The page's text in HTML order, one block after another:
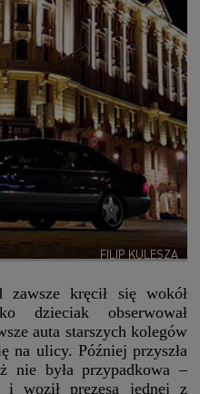
FILIP KULESZA
kręcił się wokół
dzieciak obserwował
auta starszych kolegów
na ulicy. Później przyszła
nie była przypadkowa –
i woził prezesa jednej z